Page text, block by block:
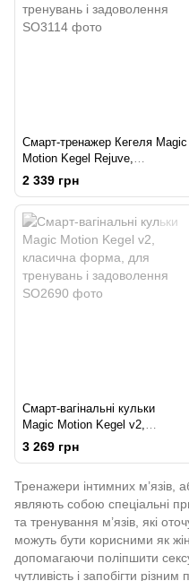
Смарт-тренажер Кегеля Magic
Motion Kegel Rejuve,
бюджетний варіант, для
тренувань і задоволення
2 339 грн
Смарт-вагінальні кульки
Magic Motion Kegel v2,
класична форма, для
тренувань і задоволення
3 269 грн
Тренажери інтимних м’язів,
являють собою спеціальні
та тренування м’язів, які
можуть бути корисними як
допомагаючи поліпшити
чутливість і запобігти